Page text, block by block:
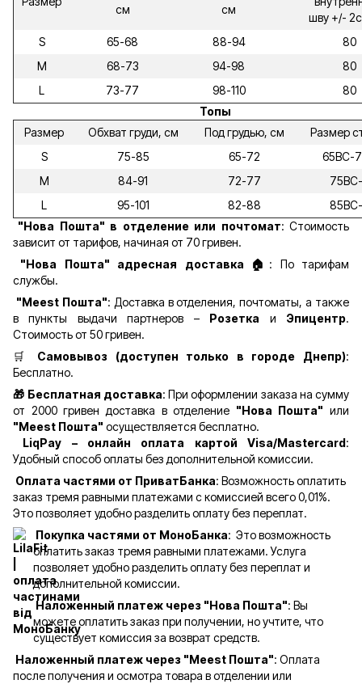
см
см
шву +/-
S
65-68 88-94
80
M
68-73 94-98
80
L
73-77 98-110
80
Топы
Размер
Обхват груди, см Под грудью, см
Размер
S
75-85 65-72
65ВС-
M
84-91 72-77
L
95-101 82-88
"Нова Пошта" в отделение или почтомат: Стоимость
зависит от тарифов, начиная от 70 гривен.
"Нова Пошта" адресная доставка 🏠 : По тарифам
службы.
"Meest Пошта": Доставка в отделения, почтоматы, а также
в пункты выдачи партнеров – Розетка и Эпицентр.
Стоимость от 50 гривен.
🛒 Самовывоз (доступен только в городе Днепр):
Бесплатно.
🎁 Бесплатная доставка: При оформлении заказа на сумму
от 2000 гривен доставка в отделение "Нова Пошта" или
"Meest Пошта" осуществляется бесплатно.
LiqPay – онлайн оплата картой Visa/Mastercard:
Удобный способ оплаты без дополнительной комиссии.
Оплата частями от ПриватБанка: Возможность оплатить
заказ тремя равными платежами с комиссией всего 0,01%.
Это позволяет удобно разделить оплату без переплат.
Покупка частями от МоноБанка: Это возможность
оплатить заказ тремя равными платежами. Услуга
позволяет удобно разделить оплату без переплат и
дополнительной комиссии.
Наложенный платеж через "Нова Пошта": Вы
можете оплатить заказ при получении, но учтите, что
существует комиссия за возврат средств.
Наложенный платеж через "Meest Пошта": Оплата
после получения и осмотра товара в отделении или